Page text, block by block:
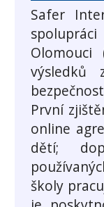
Safer
Olomouci
výsledků
První
online
dětí;
školy